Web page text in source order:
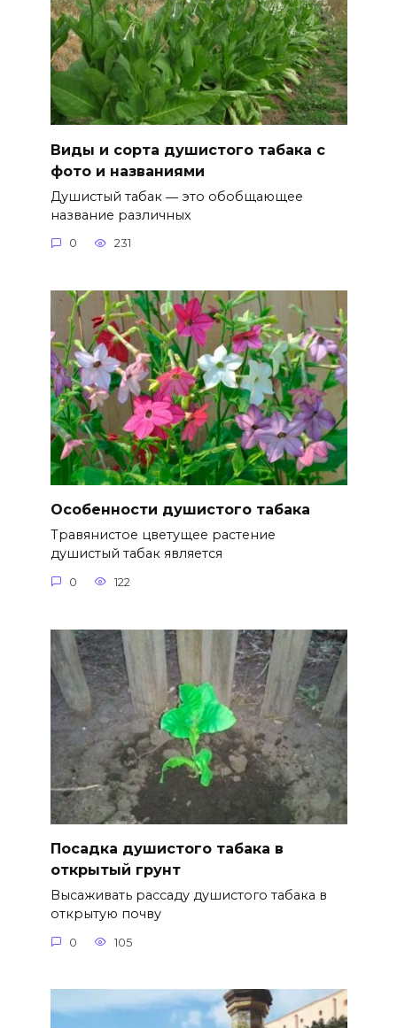
Виды и сорта душистого табака с
фото и названиями
Душистый табак ― это обобщающее
название различных
0 231
Особенности душистого табака
Травянистое цветущее растение
душистый табак является
0 122
Посадка душистого табака в
открытый грунт
Высаживать рассаду душистого табака в
открытую почву
0 105